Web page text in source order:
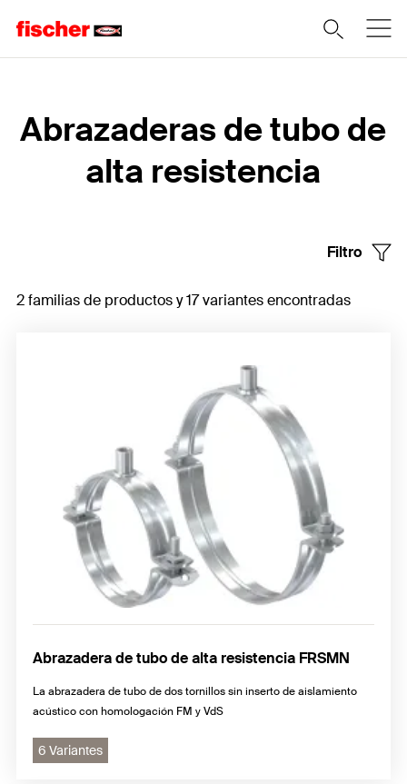
Abrazaderas de tubo de
alta resistencia
Filtro
2 familias de productos y 17 variantes encontradas
Abrazadera de tubo de alta resistencia FRSMN
La abrazadera de tubo de dos tornillos sin inserto de aislamiento
acústico con homologación FM y VdS
6 Variantes